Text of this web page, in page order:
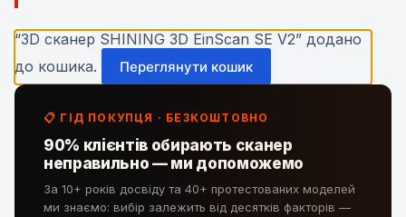
“3D сканер SHINING 3D EinScan SE V2” додано
до кошика.
Переглянути кошик
📋 ГІД ПОКУПЦЯ · БЕЗКОШТОВНО
90% клієнтів обирають сканер
неправильно — ми допоможемо
За 10+ років досвіду та 40+ протестованих моделей
ми знаємо: вибір залежить від десятків факторів —